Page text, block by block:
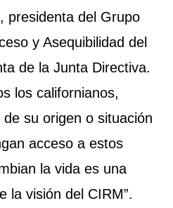
presidenta del Grupo
y Asequibilidad del
de la Junta Directiva.
los californianos,
su origen o situación
acceso a estos
la vida es una
la visión del CIRM”.